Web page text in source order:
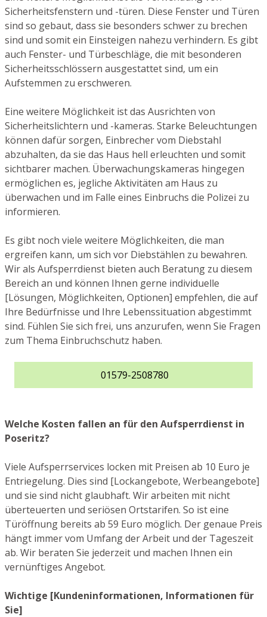
Sicherheitsfenstern und -türen. Diese Fenster und Türen
sind so gebaut, dass sie besonders schwer zu brechen
sind und somit ein Einsteigen nahezu verhindern. Es gibt
auch Fenster- und Türbeschläge, die mit besonderen
Sicherheitsschlössern ausgestattet sind, um ein
Aufstemmen zu erschweren.
Eine weitere Möglichkeit ist das Ausrichten von
Sicherheitslichtern und -kameras. Starke Beleuchtungen
können dafür sorgen, Einbrecher vom Diebstahl
abzuhalten, da sie das Haus hell erleuchten und somit
sichtbarer machen. Überwachungskameras hingegen
ermöglichen es, jegliche Aktivitäten am Haus zu
überwachen und im Falle eines Einbruchs die Polizei zu
informieren.
Es gibt noch viele weitere Möglichkeiten, die man
ergreifen kann, um sich vor Diebstählen zu bewahren.
Wir als Aufsperrdienst bieten auch Beratung zu diesem
Bereich an und können Ihnen gerne individuelle
[Lösungen, Möglichkeiten, Optionen] empfehlen, die auf
Ihre Bedürfnisse und Ihre Lebenssituation abgestimmt
sind. Fühlen Sie sich frei, uns anzurufen, wenn Sie Fragen
zum Thema Einbruchschutz haben.
01579-2508780
Welche Kosten fallen an für den Aufsperrdienst in
Poseritz?
Viele Aufsperrservices locken mit Preisen ab 10 Euro je
Entriegelung. Dies sind [Lockangebote, Werbeangebote]
und sie sind nicht glaubhaft. Wir arbeiten mit nicht
überteuerten und seriösen Ortstarifen. So ist eine
Türöffnung bereits ab 59 Euro möglich. Der genaue Preis
hängt immer vom Umfang der Arbeit und der Tageszeit
ab. Wir beraten Sie jederzeit und machen Ihnen ein
vernünftiges Angebot.
Wichtige [Kundeninformationen, Informationen für
Sie]